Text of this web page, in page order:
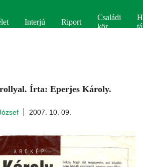
Interjú Riport
Családi
kör
Írta: Eperjes Károly.
2007. 10. 09.